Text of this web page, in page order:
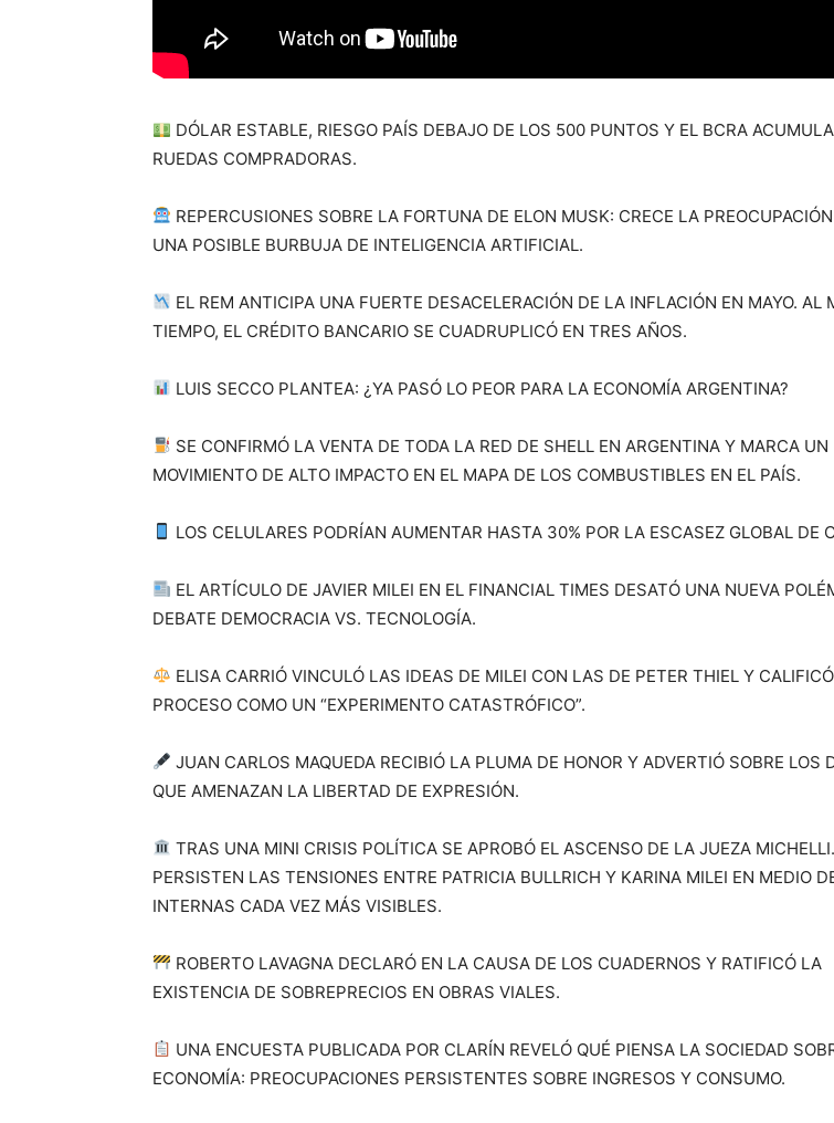
DÓLAR ESTABLE, RIESGO PAÍS DEBAJO DE LOS 500 PUNTOS Y EL BCRA
RUEDAS COMPRADORAS.
REPERCUSIONES SOBRE LA FORTUNA DE ELON MUSK: CRECE LA
UNA POSIBLE BURBUJA DE INTELIGENCIA ARTIFICIAL.
EL REM ANTICIPA UNA FUERTE DESACELERACIÓN DE LA INFLACIÓN EN MAYO. AL
TIEMPO, EL CRÉDITO BANCARIO SE CUADRUPLICÓ EN TRES AÑOS.
LUIS SECCO PLANTEA: ¿YA PASÓ LO PEOR PARA LA ECONOMÍA ARGENTINA?
SE CONFIRMÓ LA VENTA DE TODA LA RED DE SHELL EN ARGENTINA Y MARCA UN
MOVIMIENTO DE ALTO IMPACTO EN EL MAPA DE LOS COMBUSTIBLES EN EL PAÍS.
LOS CELULARES PODRÍAN AUMENTAR HASTA 30% POR LA ESCASEZ GLOBAL DE
EL ARTÍCULO DE JAVIER MILEI EN EL FINANCIAL TIMES DESATÓ UNA NUEVA
DEBATE DEMOCRACIA VS. TECNOLOGÍA.
ELISA CARRIÓ VINCULÓ LAS IDEAS DE MILEI CON LAS DE PETER THIEL Y
PROCESO COMO UN “EXPERIMENTO CATASTRÓFICO”.
JUAN CARLOS MAQUEDA RECIBIÓ LA PLUMA DE HONOR Y ADVERTIÓ SOBRE LOS
QUE AMENAZAN LA LIBERTAD DE EXPRESIÓN.
TRAS UNA MINI CRISIS POLÍTICA SE APROBÓ EL ASCENSO DE LA JUEZA MICHELLI.
PERSISTEN LAS TENSIONES ENTRE PATRICIA BULLRICH Y KARINA MILEI EN MEDIO
INTERNAS CADA VEZ MÁS VISIBLES.
ROBERTO LAVAGNA DECLARÓ EN LA CAUSA DE LOS CUADERNOS Y RATIFICÓ LA
EXISTENCIA DE SOBREPRECIOS EN OBRAS VIALES.
UNA ENCUESTA PUBLICADA POR CLARÍN REVELÓ QUÉ PIENSA LA SOCIEDAD
ECONOMÍA: PREOCUPACIONES PERSISTENTES SOBRE INGRESOS Y CONSUMO.